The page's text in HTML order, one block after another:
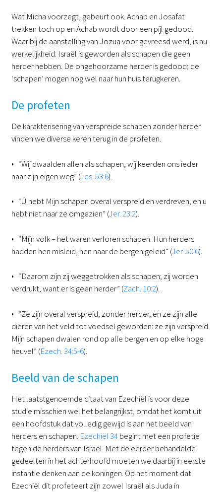
Wat Micha voorzegt, gebeurt ook. Achab en Josafat
trekken toch op en Achab wordt door een pijl gedood.
Waar bij de aanstelling van Jozua voor gevreesd werd, is nu
werkelijkheid: Israël is geworden als schapen die geen
herder hebben. De ongehoorzame herder is gedood; de
‘schapen’ mogen nog wel naar hun huis terugkeren.
De profeten
De karakterisering van verspreide schapen zonder herder
vinden we diverse keren terug in de profeten.
• “Wij dwaalden allen als schapen, wij keerden ons ieder
naar zijn eigen weg” (Jes. 53:6).
• “Ú hebt Mijn schapen overal verspreid en verdreven, en u
hebt niet naar ze omgezien” (Jer. 23:2).
• “Mijn volk – het waren verloren schapen. Hun herders
hadden hen misleid, hen naar de bergen geleid” (Jer. 50:6).
• “Daarom zijn zij weggetrokken als schapen; zij worden
verdrukt, want er is geen herder” (Zach. 10:2).
• “Ze zijn overal verspreid, zonder herder, en ze zijn alle
dieren van het veld tot voedsel geworden: ze zijn verspreid.
Mijn schapen dwalen rond op alle bergen en op elke hoge
heuvel” (Ezech. 34:5-6).
Beeld van de schapen
Het laatstgenoemde citaat van Ezechiël is voor deze
studie misschien wel het belangrijkst, omdat het komt uit
een hoofdstuk dat volledig gewijd is aan het beeld van
herders en schapen. Ezechiël 34begint met een profetie
tegen de herders van Israël. Met de eerder behandelde
gedeelten in het achterhoofd moeten we daarbij in eerste
instantie denken aan de koningen. Op het moment dat
Ezechiël dit profeteert zijn zowel Israël als Juda in